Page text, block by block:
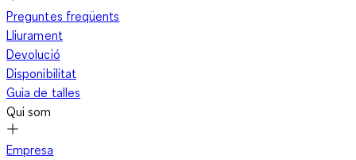
Preguntes freqüents
Lliurament
Devolució
Disponibilitat
Guia de talles
Qui som
Empresa